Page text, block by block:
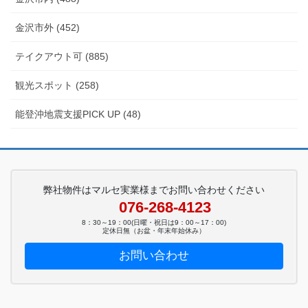
金沢市外 (452)
テイクアウト可 (885)
観光スポット (258)
能登沖地震支援PICK UP (48)
弊社物件はマルセ実業様までお問い合わせください
076-268-4123
8：30～19：00(日曜・祝日は9：00～17：00)
定休日無（お盆・年末年始休み）
お問い合わせ